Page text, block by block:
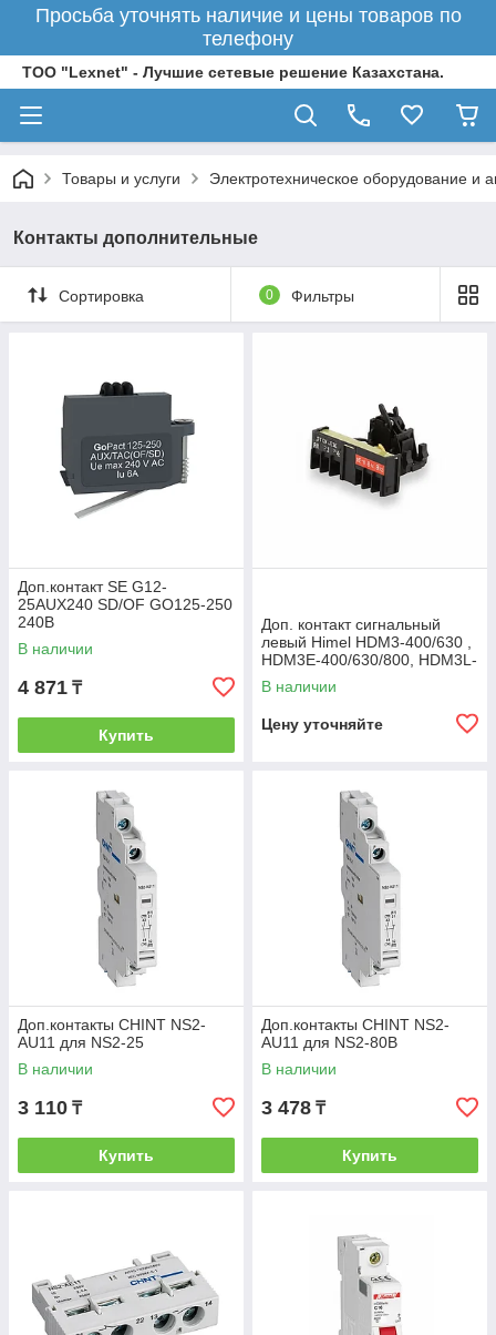
Просьба уточнять наличие и цены товаров по
телефону
ТОО "Lexnet" - Лучшие сетевые решение Казахстана.
Товары и услуги Электротехническое оборудование и
Контакты дополнительные
Сортировка 0 Фильтры
Доп.контакт SE G12-
25AUX240 SD/OF GO125-250
240В
В наличии
4 871 ₸
Купить
Доп. контакт сигнальный
левый Himel HDM3-400/630 ,
HDM3E-400/630/800, HDM3L-
400
В наличии
Цену уточняйте
Доп.контакты CHINT NS2-
AU11 для NS2-25
В наличии
3 110 ₸
Купить
Доп.контакты CHINT NS2-
AU11 для NS2-80B
В наличии
3 478 ₸
Купить